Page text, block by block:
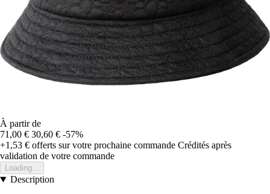
À partir de
71,00 € 30,60 € -57%
+1,53 € offerts sur votre prochaine commande Crédités après
validation de votre commande
Loading...
Description